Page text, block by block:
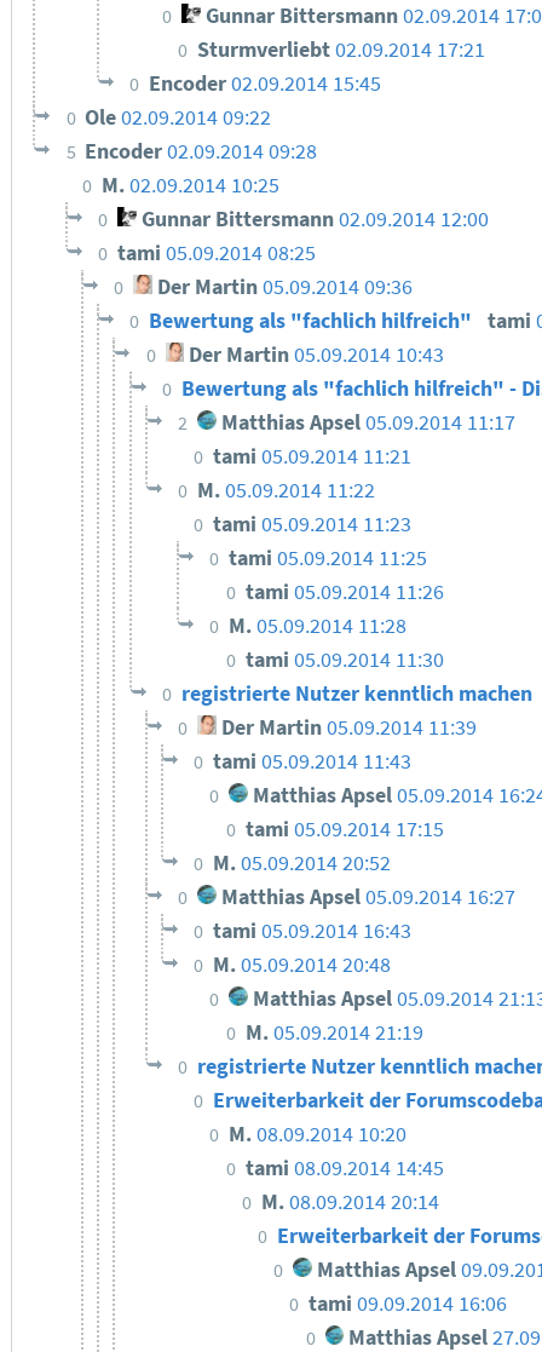
0 Gunnar Bittersmann 02.09.2014
0 Sturmverliebt02.09.2014 17:21
0 Encoder02.09.2014 15:45
0 Ole02.09.2014 09:22
5 Encoder02.09.2014 09:28
0 M.02.09.2014 10:25
0 Gunnar Bittersmann02.09.2014 12:00
0 tami 05.09.2014 08:25
0 Der Martin05.09.2014 09:36
0 Bewertung als "fachlich hilfreich" tami
0 Der Martin05.09.2014 10:43
0 Bewertung als "fachlich hilfreich" -
2 Matthias Apsel05.09.2014 11:17
0 tami05.09.2014 11:21
0 M.05.09.2014 11:22
0 tami05.09.2014 11:23
0 tami05.09.2014 11:25
0 tami 05.09.2014 11:26
0 M.05.09.2014 11:28
0 tami 05.09.2014 11:30
0 registrierte Nutzer kenntlich machen
0 Der Martin05.09.2014 11:39
0 tami05.09.2014 11:43
0 Matthias Apsel05.09.2014
0 tami 05.09.2014 17:15
0 M.05.09.2014 20:52
0 Matthias Apsel05.09.2014 16:27
0 tami05.09.2014 16:43
0 M.05.09.2014 20:48
0 Matthias Apsel05.09.2014
0 M.05.09.2014 21:19
0 registrierte Nutzer kenntlich
0 Erweiterbarkeit der
0 M.08.09.2014 10:20
0 tami 08.09.2014 14:45
0 M.08.09.2014 20:14
0 Erweiterbarkeit der
0 Matthias Apsel
0 tami09.09.2014 16:06
0 Matthias Apsel